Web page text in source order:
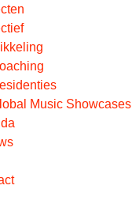
Music Showcases